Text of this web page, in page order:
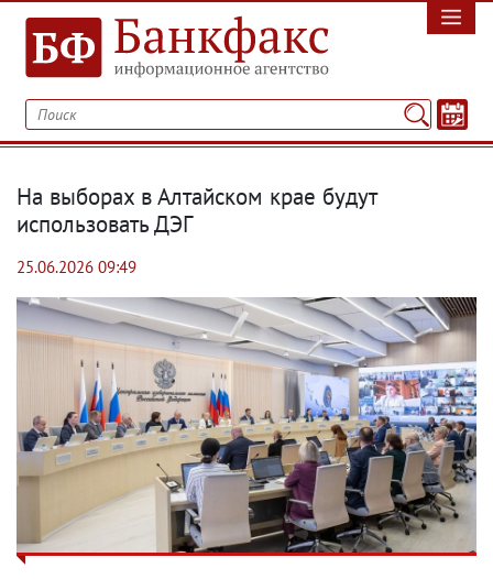
На выборах в Алтайском крае будут
использовать ДЭГ
25.06.2026 09:49